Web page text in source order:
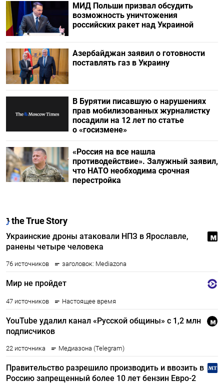
МИД Польши призвал обсудить
возможность уничтожения
российских ракет над Украиной
Азербайджан заявил о готовности
поставлять газ в Украину
В Бурятии писавшую о нарушениях
прав мобилизованных журналистку
посадили на 12 лет по статье
о «госизмене»
«Россия на все нашла
противодействие». Залужный заявил,
что НАТО необходима срочная
перестройка